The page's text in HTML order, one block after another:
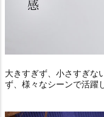
大きすぎず、小さすぎな
ず、様々なシーンで活躍